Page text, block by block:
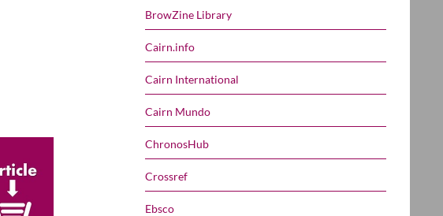
BrowZine Library
Cairn.info
Cairn International
Cairn Mundo
ChronosHub
Crossref
Ebsco